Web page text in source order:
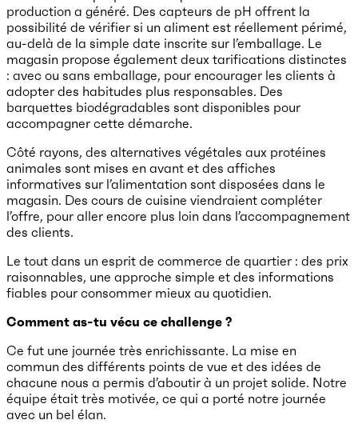
production a généré. Des capteurs de pH offrent la
possibilité de vérifier si un aliment est réellement périmé,
au-delà de la simple date inscrite sur l’emballage. Le
magasin propose également deux tarifications distinctes
: avec ou sans emballage, pour encourager les clients à
adopter des habitudes plus responsables. Des
barquettes biodégradables sont disponibles pour
accompagner cette démarche.
Côté rayons, des alternatives végétales aux protéines
animales sont mises en avant et des affiches
informatives sur l’alimentation sont disposées dans le
magasin. Des cours de cuisine viendraient compléter
l’offre, pour aller encore plus loin dans l’accompagnement
des clients.
Le tout dans un esprit de commerce de quartier : des prix
raisonnables, une approche simple et des informations
fiables pour consommer mieux au quotidien.
Comment as-tu vécu ce challenge ?
Ce fut une journée très enrichissante. La mise en
commun des différents points de vue et des idées de
chacune nous a permis d’aboutir à un projet solide. Notre
équipe était très motivée, ce qui a porté notre journée
avec un bel élan.